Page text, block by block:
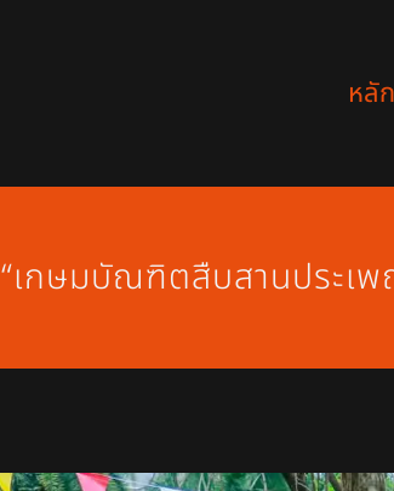
หลั
“เกษมบัณฑิตสืบสานประเ